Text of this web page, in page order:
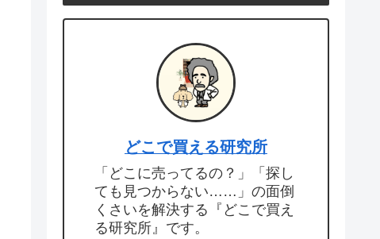
どこで買える研究所
「どこに売ってるの？」「探し
ても見つからない……」の面倒
くさいを解決する『どこで買え
る研究所』です。